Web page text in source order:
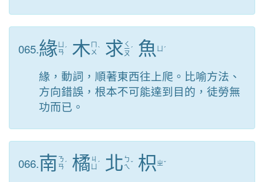
065.緣ㄢ ˊ 木 ㄇ
ㄨ ˋ 求 ㄑ
ㄧ
ㄡ
ˊ 魚 ˊ
緣，動詞，順著東西往上爬。比喻方法、
方向錯誤，根本不可能達到目的，徒勞無
功而已。
066.南 ㄋ
ㄢ ˊ 橘 ㄐ
ˊ 北 ㄅ
ㄟ ˇ 枳 ㄓˇ